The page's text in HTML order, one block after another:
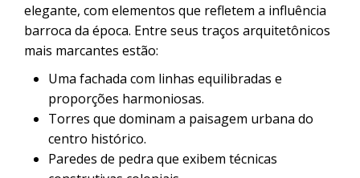
elegante, com elementos que refletem a influência
barroca da época. Entre seus traços arquitetônicos
mais marcantes estão:
Uma fachada com linhas equilibradas e
proporções harmoniosas.
Torres que dominam a paisagem urbana do
centro histórico.
Paredes de pedra que exibem técnicas